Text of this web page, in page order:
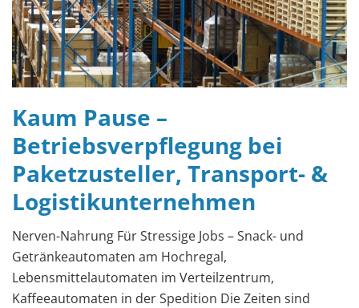
Kaum Pause –
Betriebsverpflegung bei
Paketzusteller, Transport- &
Logistikunternehmen
Nerven-Nahrung Für Stressige Jobs – Snack- und
Getränkeautomaten am Hochregal,
Lebensmittelautomaten im Verteilzentrum,
Kaffeeautomaten in der Spedition Die Zeiten sind